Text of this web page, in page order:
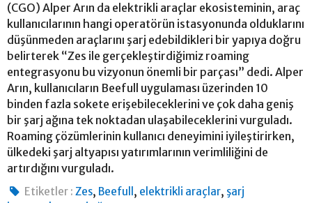
(CGO) Alper Arın da elektrikli araçlar ekosisteminin, araç
kullanıcılarının hangi operatörün istasyonunda olduklarını
düşünmeden araçlarını şarj edebildikleri bir yapıya doğru
belirterek “Zes ile gerçekleştirdiğimiz roaming
entegrasyonu bu vizyonun önemli bir parçası” dedi. Alper
Arın, kullanıcıların Beefull uygulaması üzerinden 10
binden fazla sokete erişebileceklerini ve çok daha geniş
bir şarj ağına tek noktadan ulaşabileceklerini vurguladı.
Roaming çözümlerinin kullanıcı deneyimini iyileştirirken,
ülkedeki şarj altyapısı yatırımlarının verimliliğini de
artırdığını vurguladı.
Etiketler : Zes, Beefull , elektrikli araçlar, şarj